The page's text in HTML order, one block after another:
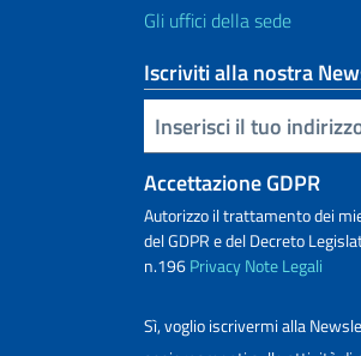
Gli uffici della sede
Iscriviti alla nostra
Inserisci la tua email
Accettazione GDPR
Autorizzo il trattamento dei
del GDPR e del Decreto
n.196PrivacyNote Legali
Sì, voglio iscrivermi alla